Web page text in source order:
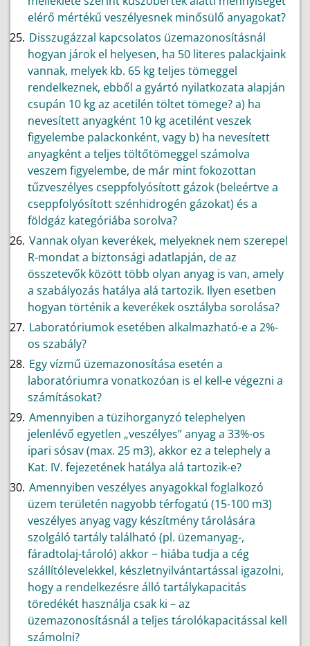
elérő mértékű veszélyesnek minősülő anyagokat?
Disszugázzal kapcsolatos üzemazonosításnál
hogyan járok el helyesen, ha 50 literes palackjaink
vannak, melyek kb. 65 kg teljes tömeggel
rendelkeznek, ebből a gyártó nyilatkozata alapján
csupán 10 kg az acetilén töltet tömege? a) ha
nevesített anyagként 10 kg acetilént veszek
figyelembe palackonként, vagy b) ha nevesített
anyagként a teljes töltőtömeggel számolva
veszem figyelembe, de már mint fokozottan
tűzveszélyes cseppfolyósított gázok (beleértve a
cseppfolyósított szénhidrogén gázokat) és a
földgáz kategóriába sorolva?
Vannak olyan keverékek, melyeknek nem szerepel
R-mondat a biztonsági adatlapján, de az
összetevők között több olyan anyag is van, amely
a szabályozás hatálya alá tartozik. Ilyen esetben
hogyan történik a keverékek osztályba sorolása?
Laboratóriumok esetében alkalmazható-e a 2%-
os szabály?
Egy vízmű üzemazonosítása esetén a
laboratóriumra vonatkozóan is el kell-e végezni a
számításokat?
Amennyiben a tüzihorganyzó telephelyen
jelenlévő egyetlen „veszélyes” anyag a 33%-os
ipari sósav (max. 25 m3), akkor ez a telephely a
Kat. IV. fejezetének hatálya alá tartozik-e?
Amennyiben veszélyes anyagokkal foglalkozó
üzem területén nagyobb térfogatú (15-100 m3)
veszélyes anyag vagy készítmény tárolására
szolgáló tartály található (pl. üzemanyag-,
fáradtolaj-tároló) akkor − hiába tudja a cég
szállítólevelekkel, készletnyilvántartással igazolni,
hogy a rendelkezésre álló tartálykapacitás
töredékét használja csak ki – az
üzemazonosításnál a teljes tárolókapacitással kell
számolni?